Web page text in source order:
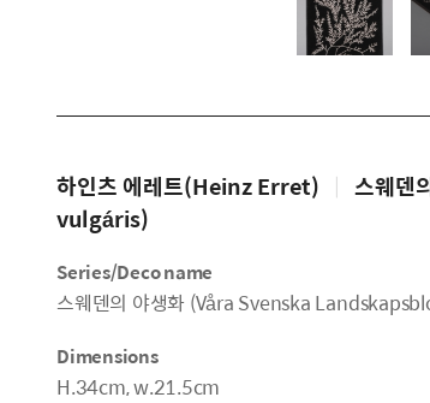
하인츠 에레트(Heinz Erret) | 스웨덴
vulgáris)
Series/Deco name
스웨덴의 야생화 (Våra Svenska
Dimensions
H.34cm, w.21.5cm